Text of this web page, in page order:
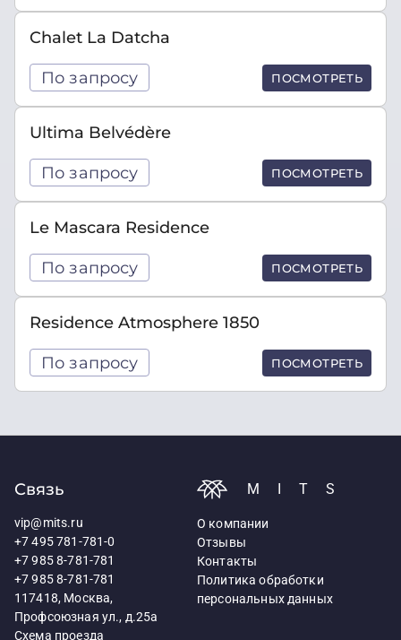
Chalet La Datcha
По запросу ПОСМОТРЕТЬ
Ultima Belvédère
По запросу ПОСМОТРЕТЬ
Le Mascara Residence
По запросу ПОСМОТРЕТЬ
Residence Atmosphere 1850
По запросу ПОСМОТРЕТЬ
Связь
vip@mits.ru
+7 495 781-781-0
+7 985 8-781-781
+7 985 8-781-781
117418, Москва,
Профсоюзная ул., д.25а
Схема проезда
MITS
О компании
Отзывы
Контакты
Политика обработки
персональных данных